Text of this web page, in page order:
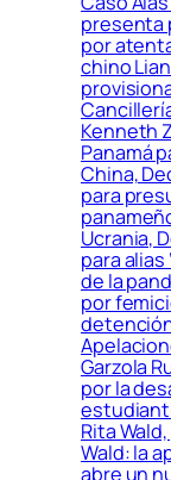
presenta
por
chino
Kenneth
Panamá
China,
para
Ucrania,
para alias
de la
por
Garzola
por la
Rita
Wald: la
abre un